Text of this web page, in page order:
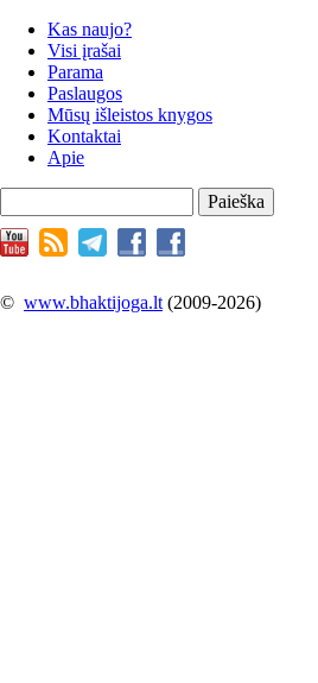
Šoninis
meniu
Kas naujo?
Visi įrašai
Parama
Paslaugos
Mūsų išleistos knygos
Kontaktai
Apie
© www.bhaktijoga.lt (2009-2026)